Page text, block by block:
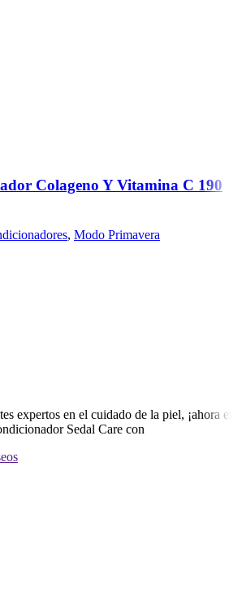
Colageno Y Vitamina C 190
, Modo Primavera
expertos en el cuidado de la piel, ¡ahora en
Sedal Care con